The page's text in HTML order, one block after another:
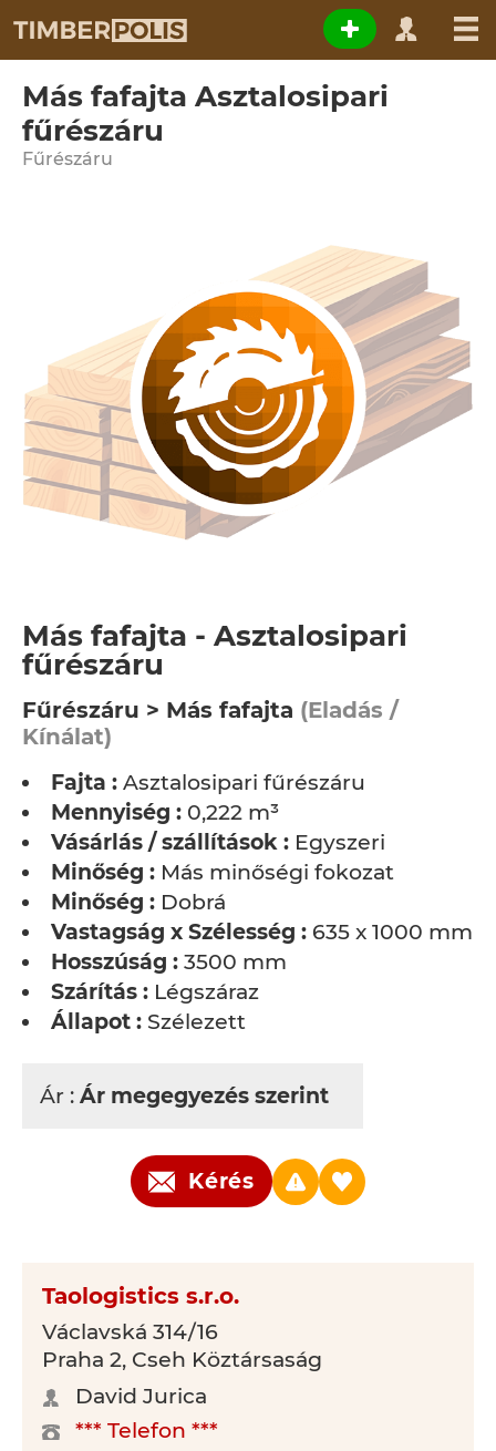
Más fafajta Asztalosipari
fűrészáru
Fűrészáru
Más fafajta - Asztalosipari
fűrészáru
Fűrészáru > Más fafajta (Eladás /
Kínálat)
Fajta : Asztalosipari fűrészáru
Mennyiség : 0,222 m³
Vásárlás / szállítások : Egyszeri
Minőség : Más minőségi fokozat
Minőség : Dobrá
Vastagság x Szélesség : 635 x 1000 mm
Hosszúság : 3500 mm
Szárítás : Légszáraz
Állapot : Szélezett
Ár : Ár megegyezés szerint
Kérés
Taologistics s.r.o.
Václavská 314/16
Praha 2, Cseh Köztársaság
David Jurica
*** Telefon ***